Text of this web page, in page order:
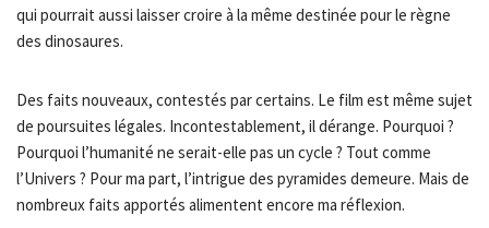
qui pourrait aussi laisser croire à la même destinée pour le règne
des dinosaures.
Des faits nouveaux, contestés par certains. Le film est même sujet
de poursuites légales. Incontestablement, il dérange. Pourquoi ?
Pourquoi l’humanité ne serait-elle pas un cycle ? Tout comme
l’Univers ? Pour ma part, l’intrigue des pyramides demeure. Mais de
nombreux faits apportés alimentent encore ma réflexion.